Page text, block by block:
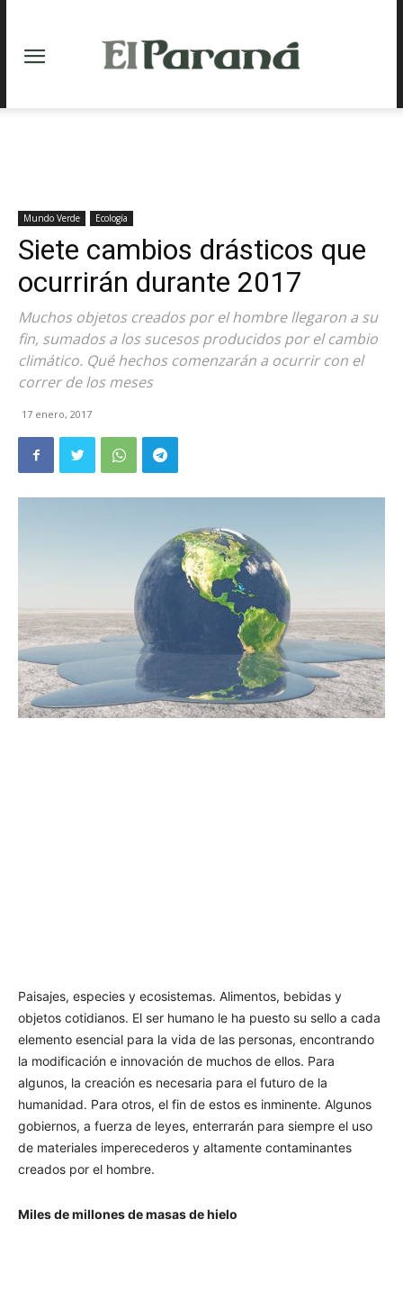
Mundo Verde Ecología
Siete cambios drásticos que
ocurrirán durante 2017
Muchos objetos creados por el hombre llegaron a su
fin, sumados a los sucesos producidos por el cambio
climático. Qué hechos comenzarán a ocurrir con el
correr de los meses
17 enero, 2017
Paisajes, especies y ecosistemas. Alimentos, bebidas y
objetos cotidianos. El ser humano le ha puesto su sello a cada
elemento esencial para la vida de las personas, encontrando
la modificación e innovación de muchos de ellos. Para
algunos, la creación es necesaria para el futuro de la
humanidad. Para otros, el fin de estos es inminente. Algunos
gobiernos, a fuerza de leyes, enterrarán para siempre el uso
de materiales imperecederos y altamente contaminantes
creados por el hombre.
Miles de millones de masas de hielo